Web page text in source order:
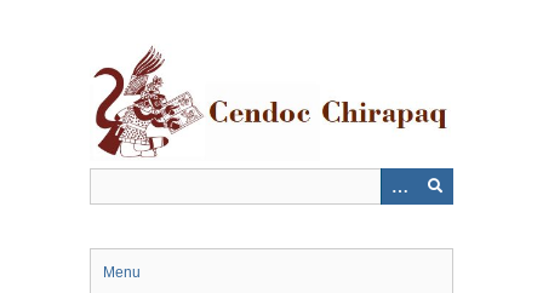
Menu